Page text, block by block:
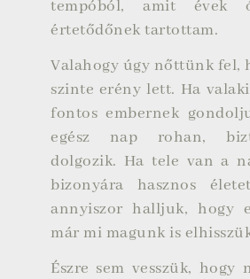
tempóból, amit évek
értetődőnek tartottam.
Valahogy úgy nőttünk fel,
szinte erény lett. Ha
fontos embernek
egész nap rohan,
dolgozik. Ha tele van a
bizonyára hasznos
annyiszor halljuk, hogy
már mi magunk is
Észre sem vesszük, hogy